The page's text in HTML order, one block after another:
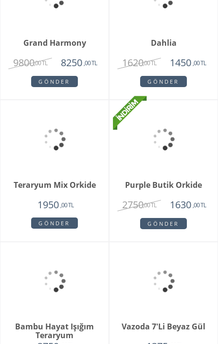
2150 ,00 TL
GÖNDER
1850 ,00 TL
GÖNDER
2450,00 TL 1975,00 TL
GÖNDER
6500,00 TL 4750,00 TL
GÖNDER
1985,00 TL 1440 ,00 TL 3250,00 TL 2120 ,00 TL